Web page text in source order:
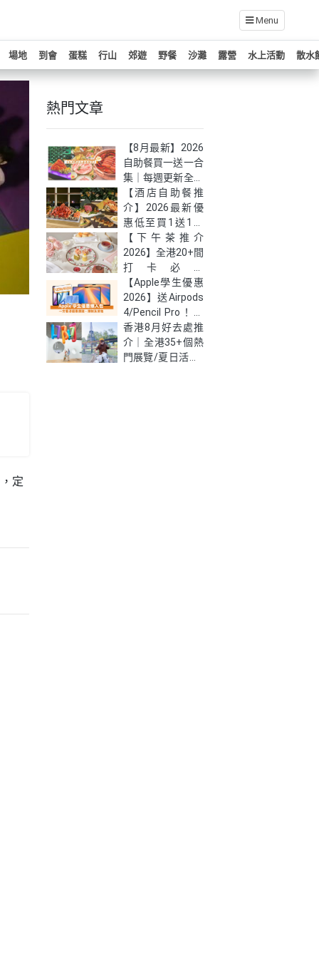
Menu
場地 到會 蛋糕 行山 郊遊 野餐 沙灘 露營 水上活動 散水
定
熱門文章
【8月最新】2026
自助餐買一送一合
集｜每週更新全港
自助餐快閃優惠！
【酒店自助餐推
介】2026最新優
惠低至買1送1！
嚴選全港27大必
食高質自助餐
【下午茶推介
2026】全港20+間
打卡必試
Afternoon Tea｜
低至半價！(持續
更新）
【Apple學生優惠
2026】送Airpods
4/Pencil Pro！最
新學生優惠價錢、
限制及資格懶人包
香港8月好去處推
介｜全港35+個熱
門展覽/夏日活動/